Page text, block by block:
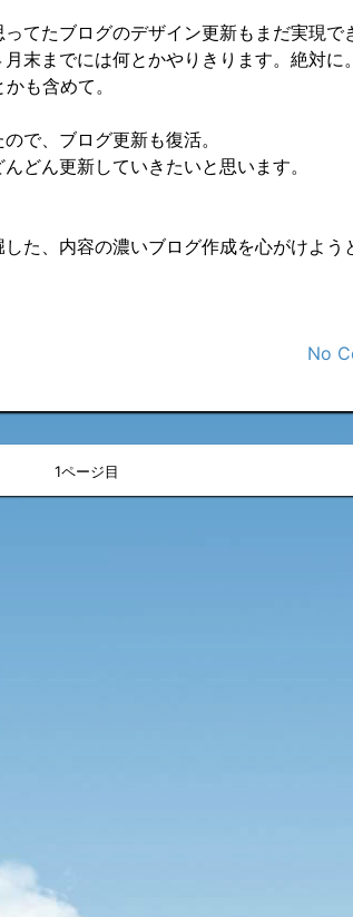
てたブログのデザイン更新もまだ実現で
末までには何とかやりきります。絶対に。
も含めて。
で、ブログ更新も復活。
どん更新していきたいと思います。
た、内容の濃いブログ作成を心がけよう
No
1